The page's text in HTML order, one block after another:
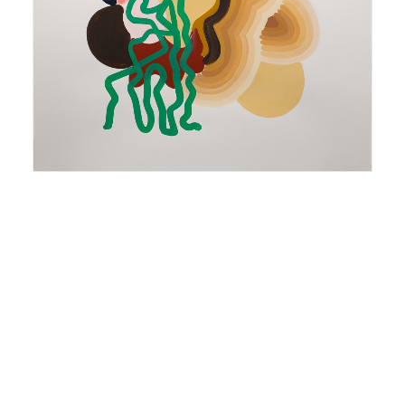
gouache sur papier Arches gouache on Arches
paper 56 x 76 cm 2022 REF. MAP.2022.013